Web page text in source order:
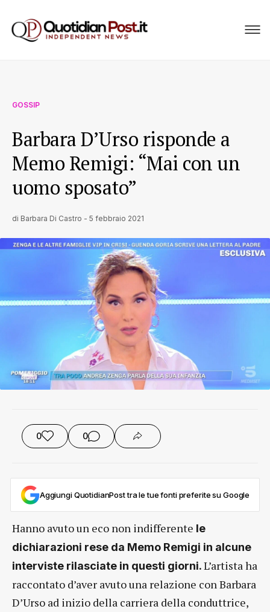
GOSSIP
Barbara D’Urso risponde a
Memo Remigi: “Mai con un
uomo sposato”
di Barbara Di Castro - 5 febbraio 2021
0 0
Aggiungi QuotidianPost tra le tue fonti preferite su Google
Hanno avuto un eco non indifferente le
dichiarazioni rese da Memo Remigi in alcune
interviste rilasciate in questi giorni.L’artista ha
raccontato d’aver avuto una relazione con Barbara
D’Urso ad inizio della carriera della conduttrice,